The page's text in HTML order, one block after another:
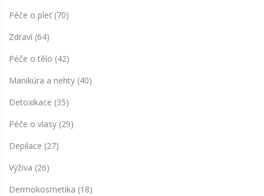
Péče o pleť(70)
Zdraví (64)
Péče o tělo (42)
Manikúra a nehty (40)
Detoxikace (35)
Péče o vlasy (29)
Depilace (27)
Výživa (26)
Dermokosmetika (18)